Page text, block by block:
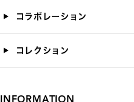
コラボレーション
コレクション
INFORMATION